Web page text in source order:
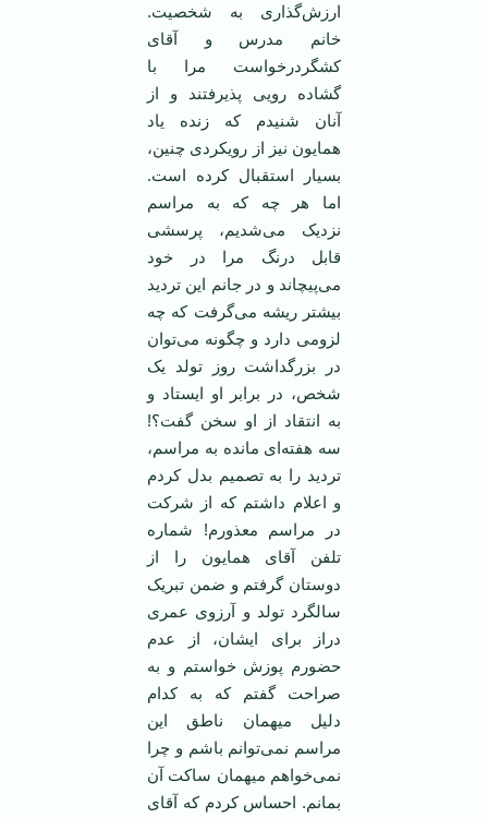
ارزش‌گذاری به شخصیت.
خانم مدرس و آقای
کشگردرخواست مرا با
گشاده رویی پذیرفتند و از
آنان شنیدم که زنده یاد
همایون نیز از رویکردی چنین،
بسیار استقبال کرده است.
اما هر چه که به مراسم
نزدیک می‌شدیم، پرسشی
قابل درنگ مرا در خود
می‌پیچاند و در جانم این تردید
بیشتر ریشه می‌گرفت که چه
لزومی دارد و چگونه می‌توان
در بزرگداشت روز تولد یک
شخص، در برابر او ایستاد و
به انتقاد از او سخن گفت؟!
سه هفته‌ای مانده به مراسم،
تردید را به تصمیم بدل کردم
و اعلام داشتم که از شرکت
در مراسم معذورم! شماره
تلفن آقای همایون را از
دوستان گرفتم و ضمن تبریک
سالگرد تولد و آرزوی عمری
دراز برای ایشان، از عدم
حضورم پوزش خواستم و به
صراحت گفتم که به کدام
دلیل میهمان ناطق این
مراسم نمی‌توانم باشم و چرا
نمی‌خواهم میهمان ساکت آن
بمانم. احساس کردم که آقای